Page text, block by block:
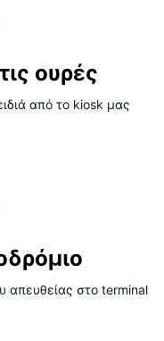
ουρές
από το kiosk μας
απευθείας στο terminal